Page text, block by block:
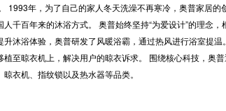
1993年，为了自己的家人冬天洗澡不再寒冷，奥普家居的
千百年来的沐浴方式。 奥普始终坚持“为爱设计”的理念，
沐浴体验，奥普研发了风暖浴霸，通过热风进行浴室提温
至晾衣机上，解决用户的晾衣诉求。 围绕核心科技，奥普
衣机、指纹锁以及热水器等品类。